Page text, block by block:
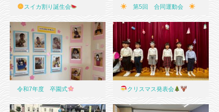
スイカ割り誕生会 第5回 合同運動会
令和7年度 卒園式 クリスマス発表会